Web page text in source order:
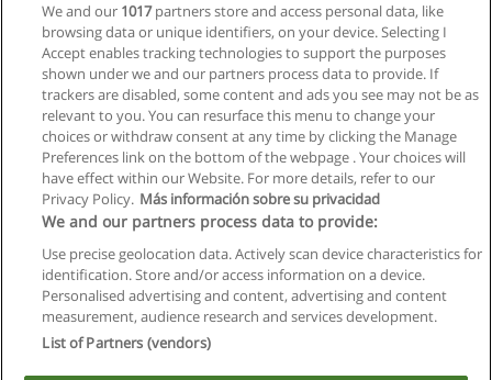
Allgemeinen geschäftsbedingungen
Datenschutzpolitik
In Verbindung setzen mit Educaedu
Copyright © Educaedu Business S.L. - CIF : B-95610580: -
We and our 1017partners store and access personal data, like
browsing data or unique identifiers, on your device. Selecting I
Accept enables tracking technologies to support the purposes
shown under we and our partners process data to provide. If
trackers are disabled, some content and ads you see may not be as
relevant to you. You can resurface this menu to change your
choices or withdraw consent at any time by clicking the Manage
Preferences link on the bottom of the webpage . Your choices will
have effect within our Website. For more details, refer to our
Privacy Policy. Más información sobre su privacidad
We and our partners process data to provide:
Use precise geolocation data. Actively scan device characteristics for
identification. Store and/or access information on a device.
Personalised advertising and content, advertising and content
measurement, audience research and services development.
List of Partners (vendors)